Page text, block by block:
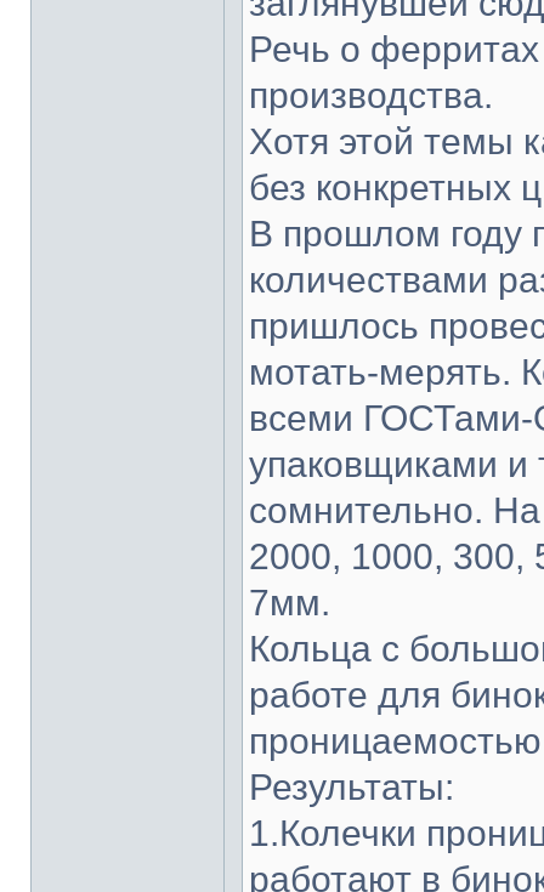
Речь о ферритах
производства.
Хотя этой темы
без конкретных
В прошлом году
количествами
пришлось
мотать-мерять.
всеми
упаковщиками и
сомнительно.
2000, 1000, 300,
7мм.
Кольца с
работе для
Результаты:
1.Колечки
работают в